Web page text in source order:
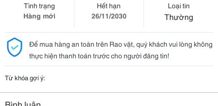
Tình trạng
Hàng mới
Hết hạn
26/11/2030
Loại tin
Thường
Để mua hàng an toàn trên Rao vặt, quý khách vui lòng không
thực hiện thanh toán trước cho người đăng tin!
Từ khóa gợi ý: